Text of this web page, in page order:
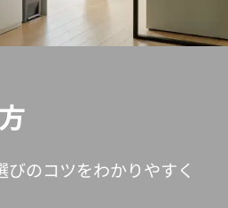
のコツをわかりやすく